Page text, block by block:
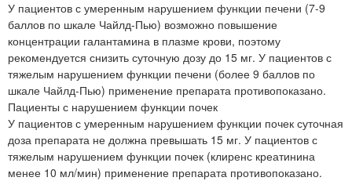
У пациентов с умеренным нарушением функции печени (7-9
баллов по шкале Чайлд-Пью) возможно повышение
концентрации галантамина в плазме крови, поэтому
рекомендуется снизить суточную дозу до 15 мг. У пациентов с
тяжелым нарушением функции печени (более 9 баллов по
шкале Чайлд-Пью) применение препарата противопоказано.
Пациенты с нарушением функции почек
У пациентов с умеренным нарушением функции почек суточная
доза препарата не должна превышать 15 мг. У пациентов с
тяжелым нарушением функции почек (клиренс креатинина
менее 10 мл/мин) применение препарата противопоказано.